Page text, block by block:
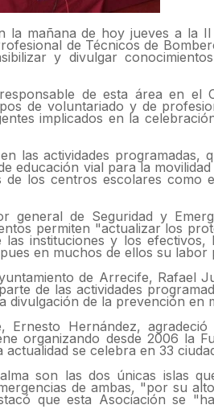
mañana de hoy jueves a la
de Técnicos de
y divulgar
de esta área en el
de voluntariado y de
implicados en la
las actividades programadas,
educación vial para la
los centros escolares como
de Seguridad y
permiten "actualizar los
instituciones y los
en muchos de ellos su labor
de Arrecife, Rafael
de las actividades
de la prevención en
Hernández,
organizando desde 2006 la
se celebra en 33
son las dos únicas islas
de ambas, "por su
que esta Asociación se